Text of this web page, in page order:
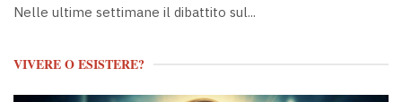
Nelle ultime settimane il dibattito sul...
VIVERE O ESISTERE?